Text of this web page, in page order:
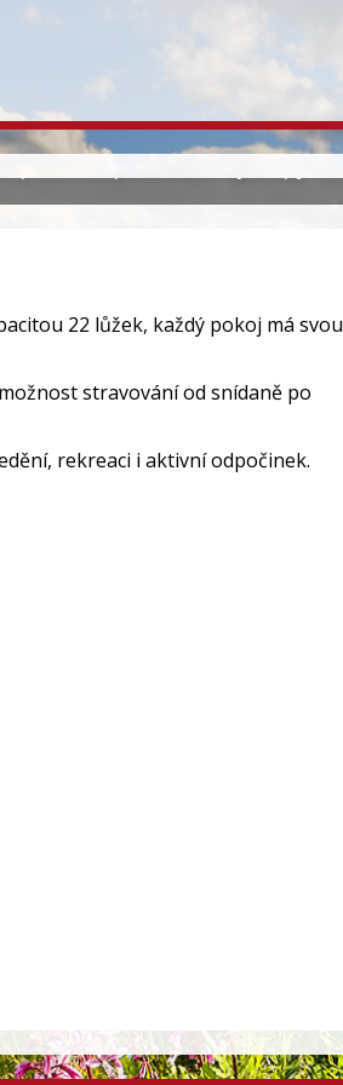
22 lůžek, každý pokoj má svou
stravování od snídaně po
rekreaci i aktivní odpočinek.